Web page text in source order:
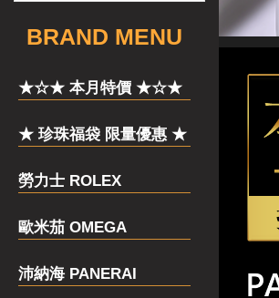
​BRAND MENU
★☆★ 本月特價 ★☆★
★ 珍珠福袋 限量優惠 ★
勞力士 ROLEX
歐米茄 OMEGA
沛納海 PANERAI